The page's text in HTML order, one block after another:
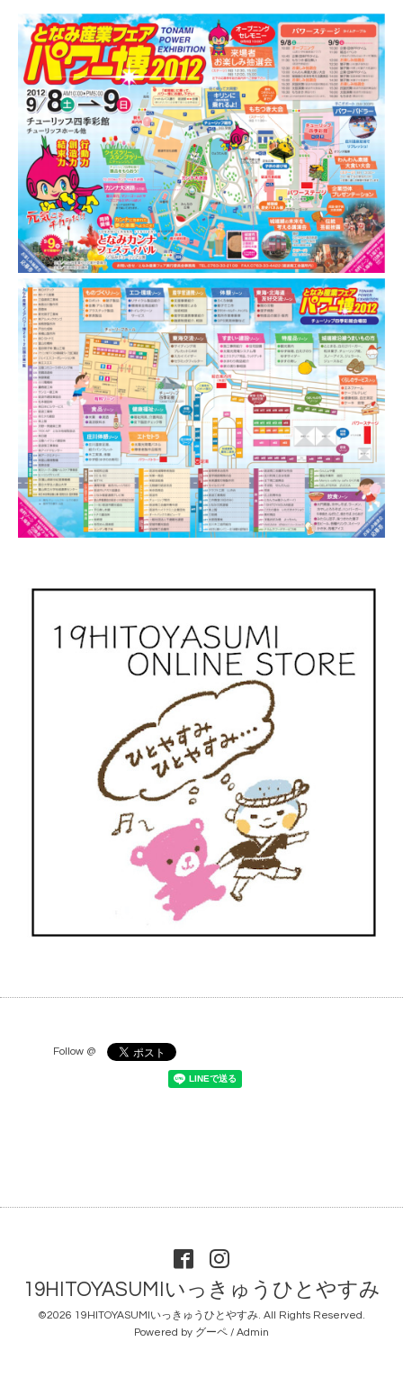
Follow @
19HITOYASUMIいっきゅうひとやすみ
©2026 19HITOYASUMIいっきゅうひとやすみ. All Rights Reserved.
Powered by グーペ / Admin